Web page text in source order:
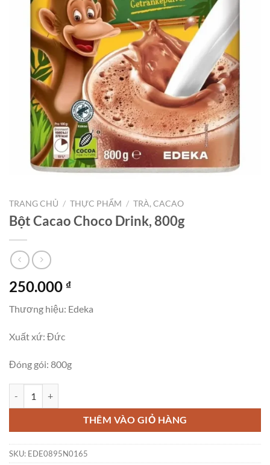
TRANG CHỦ / THỰC PHẨM / TRÀ, CACAO
Bột Cacao Choco Drink, 800g
250.000 ₫
Thương hiệu: Edeka
Xuất xứ: Đức
Đóng gói: 800g
THÊM VÀO GIỎ HÀNG
SKU: EDE0895N0165